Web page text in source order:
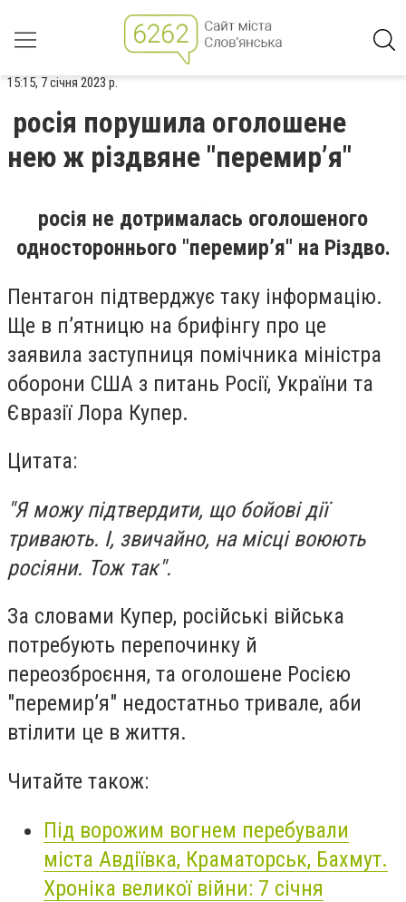
15:15, 7 січня 2023 р.
росія порушила оголошене
нею ж різдвяне "перемир’я"
росія не дотрималась оголошеного
одностороннього "перемир’я" на Різдво.
Пентагон підтверджує таку інформацію.
Ще в п’ятницю на брифінгу про це
заявила заступниця помічника міністра
оборони США з питань Росії, України та
Євразії Лора Купер.
Цитата:
"Я можу підтвердити, що бойові дії
тривають. І, звичайно, на місці воюють
росіяни. Тож так".
За словами Купер, російські війська
потребують перепочинку й
переозброєння, та оголошене Росією
"перемир’я" недостатньо тривале, аби
втілити це в життя.
Читайте також:
Під ворожим вогнем перебували
міста Авдіївка, Краматорськ, Бахмут.
Хроніка великої війни: 7 січня